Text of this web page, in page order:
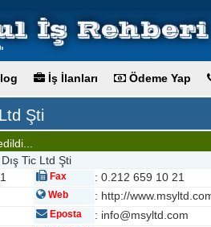
İş İlanları Ödeme Yap
Şti
Tic Ltd Şti
Fax : 0.212 659 10 21
Web : http://
Eposta : info@msyltd.com